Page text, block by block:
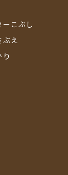
こぶし
ぶえ